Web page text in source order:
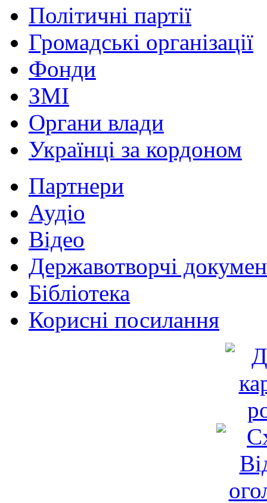
Політичні партії
Громадські організації
Фонди
ЗМІ
Органи влади
Українці за кордоном
Партнери
Аудіо
Відео
Державотворчі
Бібліотека
Корисні посилання